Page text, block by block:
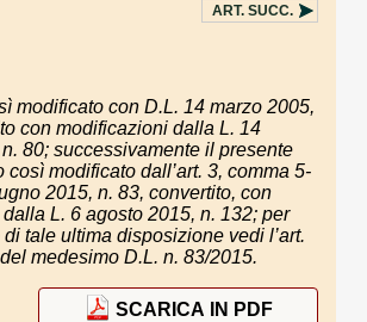
ART. SUCC.
modificato con D.L. 14 marzo 2005,
con modificazioni dalla L. 14
80; successivamente il presente
così modificato dall’art. 3, comma 5-
2015, n. 83, convertito, con
L. 6 agosto 2015, n. 132; per
tale ultima disposizione vedi l’art.
medesimo D.L. n. 83/2015.
SCARICA IN PDF